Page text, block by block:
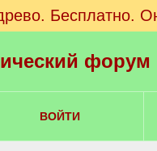
Бесплатно.
ВОЙТИ